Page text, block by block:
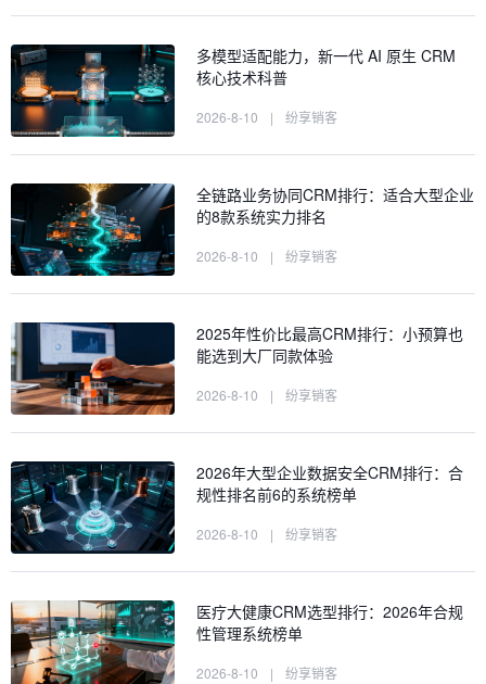
多模型适配能力，新一代 AI 原生 CRM
核心技术科普
2026-8-10 | 纷享销客
全链路业务协同CRM排行：适合大型企业
的8款系统实力排名
2026-8-10 | 纷享销客
2025年性价比最高CRM排行：小预算也
能选到大厂同款体验
2026-8-10 | 纷享销客
2026年大型企业数据安全CRM排行：合
规性排名前6的系统榜单
2026-8-10 | 纷享销客
医疗大健康CRM选型排行：2026年合规
性管理系统榜单
2026-8-10 | 纷享销客